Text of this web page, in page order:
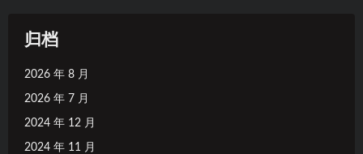
归档
2026 年 8 月
2026 年 7 月
2024 年 12 月
2024 年 11 月